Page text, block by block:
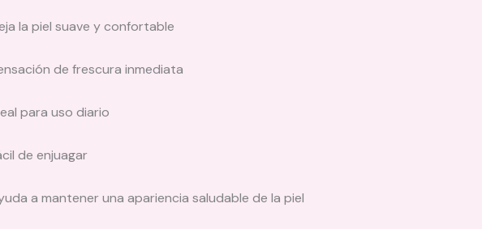
la piel suave y confortable
de frescura inmediata
para uso diario
de enjuagar
a mantener una apariencia saludable de la piel